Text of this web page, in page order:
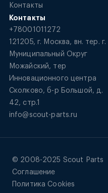
Контакты
Контакты
+78001011272
121205, г. Москва, вн. тер. г.
Муниципальный Округ
Можайский, тер
Инновационного центра
Сколково, б-р Большой, д.
42, стр.1
info@scout-parts.ru
Соглашение
Политика Cookies
© 2008-2025 Scout Parts